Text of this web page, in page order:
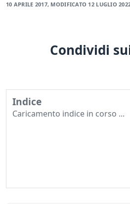
10 APRILE 2017, MODIFICATO 12 LUGLIO
Condividi
Indice
Caricamento indice in corso ...